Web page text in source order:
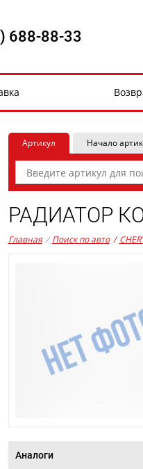
688-88-33
Артикул Начало
РАДИАТОР
Главная / Поиск по авто /
Аналоги